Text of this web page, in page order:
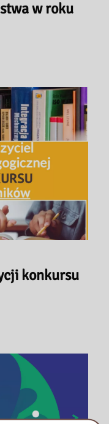
w roku
konkursu